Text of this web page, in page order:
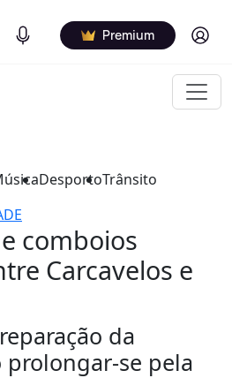
Podcasts Premium Log in
DesportoTrânsito
comboios
Carcavelos e
da
prolongar-se pela